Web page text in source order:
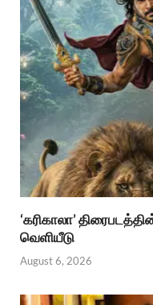
‘கரிகாலா’
வெளியீடு
August 6, 2026